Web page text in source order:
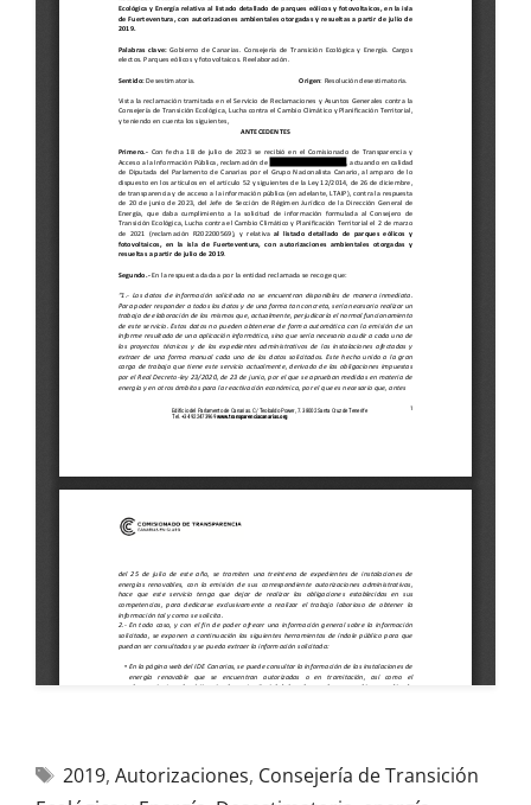
2019, Autorizaciones, Consejería de Transición